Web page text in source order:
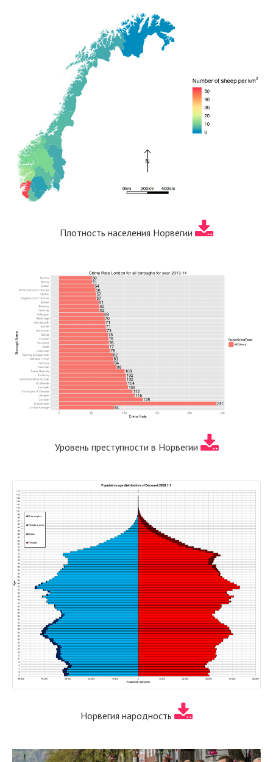
Плотность населения Норвегии
Уровень преступности в Норвегии
Норвегия народность